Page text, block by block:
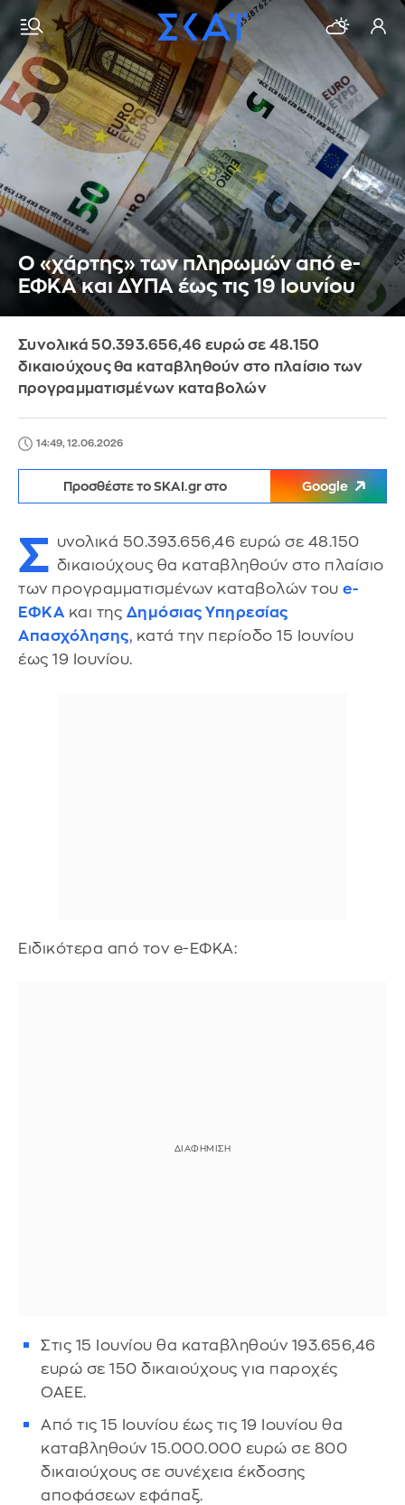
Ο «χάρτης» των πληρωμών από e-
ΕΦΚΑ και ΔΥΠΑ έως τις 19 Ιουνίου
Συνολικά 50.393.656,46 ευρώ σε 48.150
δικαιούχους θα καταβληθούν στο πλαίσιο των
προγραμματισμένων καταβολών
14:49, 12.06.2026
Προσθέστε το SKAI.gr στο Google
Σ υνολικά 50.393.656,46 ευρώ σε 48.150
δικαιούχους θα καταβληθούν στο πλαίσιο
των προγραμματισμένων καταβολών του e-
ΕΦΚΑ και της Δημόσιας Υπηρεσίας
Απασχόλησης, κατά την περίοδο 15 Ιουνίου
έως 19 Ιουνίου.
Ειδικότερα από τον e-ΕΦΚΑ:
Στις 15 Ιουνίου θα καταβληθούν 193.656,46
ευρώ σε 150 δικαιούχους για παροχές
ΟΑΕΕ.
Από τις 15 Ιουνίου έως τις 19 Ιουνίου θα
καταβληθούν 15.000.000 ευρώ σε 800
δικαιούχους σε συνέχεια έκδοσης
αποφάσεων εφάπαξ.